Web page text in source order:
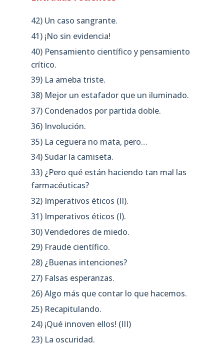
42) Un caso sangrante.
41) ¡No sin evidencia!
40) Pensamiento científico y pensamiento
crítico.
39) La ameba triste.
38) Mejor un estafador que un iluminado.
37) Condenados por partida doble.
36) Involución.
35) La ceguera no mata, pero…
34) Sudar la camiseta.
33) ¿Pero qué están haciendo tan mal las
farmacéuticas?
32) Imperativos éticos (II).
31) Imperativos éticos (I).
30) Vendedores de miedo.
29) Fraude científico.
28) ¿Buenas intenciones?
27) Falsas esperanzas.
26) Algo más que contar lo que hacemos.
25) Recapitulando.
24) ¡Qué innoven ellos! (III)
23) La oscuridad.